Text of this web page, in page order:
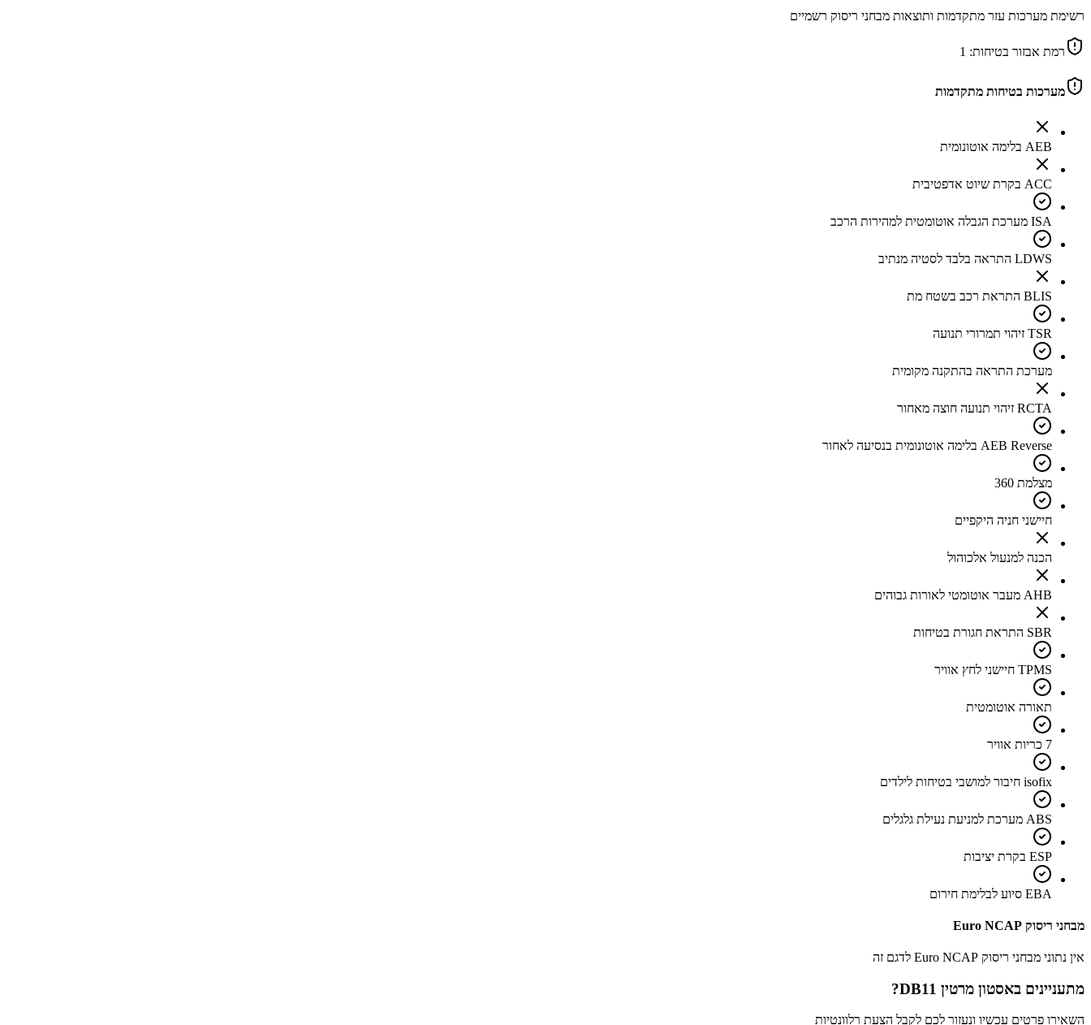
רשימת מערכות עזר מתקדמות ותוצאות מבחני ריסוק רשמיים
רמת אבזור בטיחות: 1
מערכות בטיחות מתקדמות
AEB בלימה אוטונומית
ACC בקרת שיוט אדפטיבית
ISA מערכת הגבלה אוטומטית למהירות הרכב
LDWS התראה בלבד לסטיה מנתיב
BLIS התראת רכב בשטח מת
TSR זיהוי תמרורי תנועה
מערכת התראה בהתקנה מקומית
RCTA זיהוי תנועה חוצה מאחור
AEB Reverse בלימה אוטונומית בנסיעה לאחור
מצלמת 360
חיישני חניה היקפיים
הכנה למנעול אלכוהול
AHB מעבר אוטומטי לאורות גבוהים
SBR התראת חגורת בטיחות
TPMS חיישני לחץ אוויר
תאורה אוטומטית
7 כריות אוויר
isofix חיבור למושבי בטיחות לילדים
ABS מערכת למניעת נעילת גלגלים
ESP בקרת יציבות
EBA סיוע לבלימת חירום
מבחני ריסוק Euro NCAP
אין נתוני מבחני ריסוק Euro NCAP לדגם זה
מתעניינים באסטון מרטין DB11 ?
השאירו פרטים עכשיו ונעזור לכם לקבל הצעת רלוונטיות